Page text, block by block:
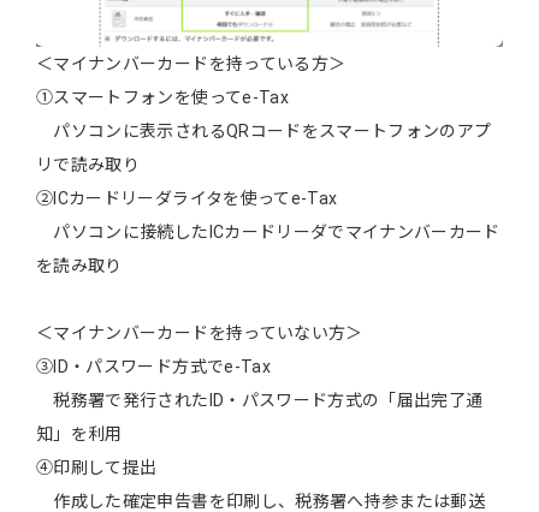
＜マイナンバーカードを持っている方＞
①スマートフォンを使ってe-Tax
パソコンに表示されるQRコードをスマートフォンのアプ
リで読み取り
②ICカードリーダライタを使ってe-Tax
パソコンに接続したICカードリーダでマイナンバーカード
を読み取り
＜マイナンバーカードを持っていない方＞
③ID・パスワード方式でe-Tax
税務署で発行されたID・パスワード方式の「届出完了通
知」を利用
④印刷して提出
作成した確定申告書を印刷し、税務署へ持参または郵送